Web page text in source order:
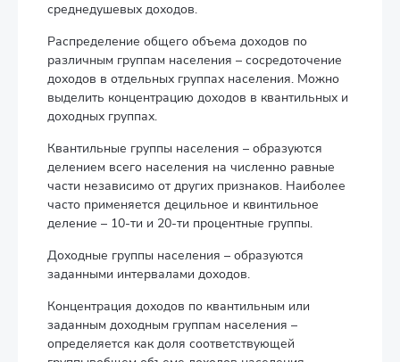
среднедушевых доходов.
Распределение общего объема доходов по
различным группам населения – сосредоточение
доходов в отдельных группах населения. Можно
выделить концентрацию доходов в квантильных и
доходных группах.
Квантильные группы населения – образуются
делением всего населения на численно равные
части независимо от других признаков. Наиболее
часто применяется децильное и квинтильное
деление – 10-ти и 20-ти процентные группы.
Доходные группы населения – образуются
заданными интервалами доходов.
Концентрация доходов по квантильным или
заданным доходным группам населения –
определяется как доля соответствующей